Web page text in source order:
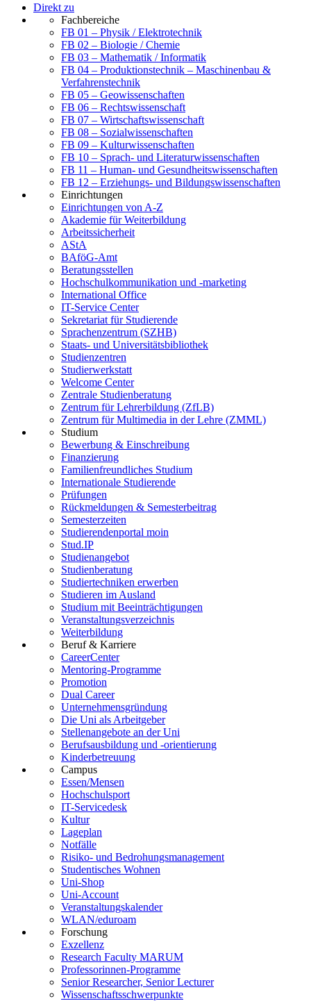
Direkt zu
Fachbereiche
FB 01 – Physik / Elektrotechnik
FB 02 – Biologie / Chemie
FB 03 – Mathematik / Informatik
FB 04 – Produktionstechnik – Maschinenbau &
Verfahrenstechnik
FB 05 – Geowissenschaften
FB 06 – Rechtswissenschaft
FB 07 – Wirtschaftswissenschaft
FB 08 – Sozialwissenschaften
FB 09 – Kulturwissenschaften
FB 10 – Sprach- und Literaturwissenschaften
FB 11 – Human- und Gesundheitswissenschaften
FB 12 – Erziehungs- und Bildungswissenschaften
Einrichtungen
Einrichtungen von A-Z
Akademie für Weiterbildung
Arbeitssicherheit
AStA
BAföG-Amt
Beratungsstellen
Hochschulkommunikation und -marketing
International Office
IT-Service Center
Sekretariat für Studierende
Sprachenzentrum (SZHB)
Staats- und Universitätsbibliothek
Studienzentren
Studierwerkstatt
Welcome Center
Zentrale Studienberatung
Zentrum für Lehrerbildung (ZfLB)
Zentrum für Multimedia in der Lehre (ZMML)
Studium
Bewerbung & Einschreibung
Finanzierung
Familienfreundliches Studium
Internationale Studierende
Prüfungen
Rückmeldungen & Semesterbeitrag
Semesterzeiten
Studierendenportal moin
Stud.IP
Studienangebot
Studienberatung
Studiertechniken erwerben
Studieren im Ausland
Studium mit Beeinträchtigungen
Veranstaltungsverzeichnis
Weiterbildung
Beruf & Karriere
CareerCenter
Mentoring-Programme
Promotion
Dual Career
Unternehmensgründung
Die Uni als Arbeitgeber
Stellenangebote an der Uni
Berufsausbildung und -orientierung
Kinderbetreuung
Campus
Essen/Mensen
Hochschulsport
IT-Servicedesk
Kultur
Lageplan
Notfälle
Risiko- und Bedrohungsmanagement
Studentisches Wohnen
Uni-Shop
Uni-Account
Veranstaltungskalender
WLAN/eduroam
Forschung
Exzellenz
Research Faculty MARUM
Professorinnen-Programme
Senior Researcher, Senior Lecturer
Wissenschaftsschwerpunkte